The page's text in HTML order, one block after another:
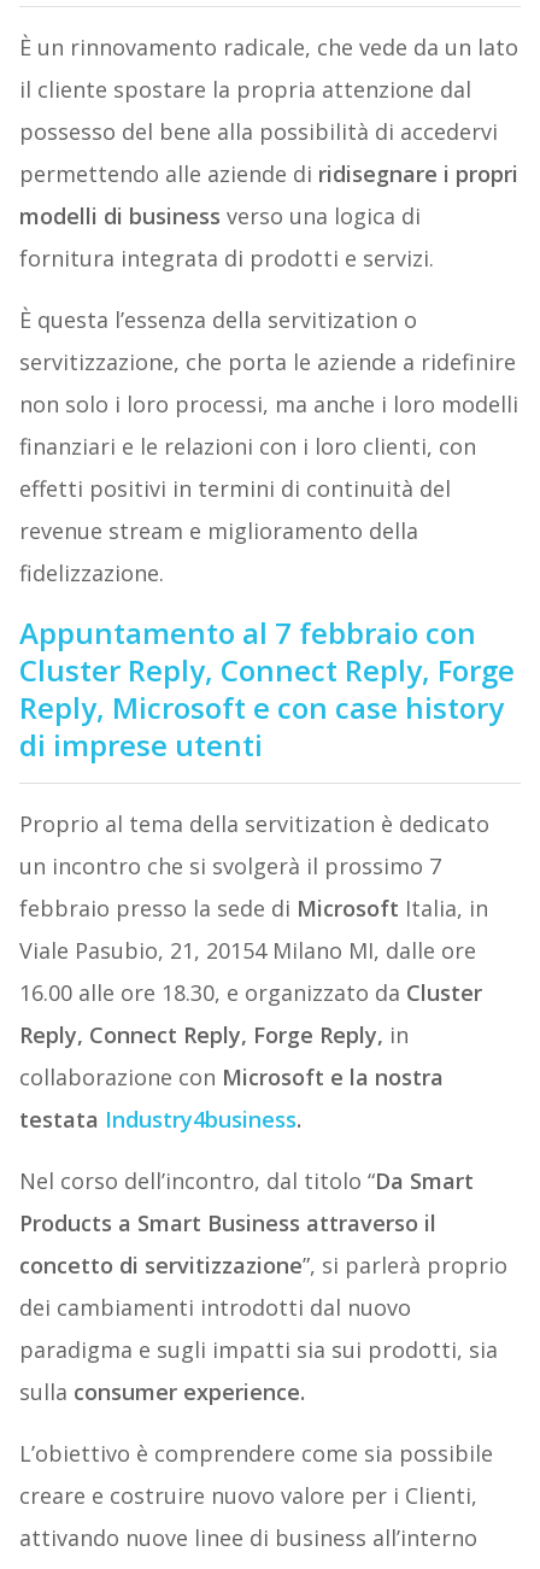
È un rinnovamento radicale, che vede da un lato
il cliente spostare la propria attenzione dal
possesso del bene alla possibilità di accedervi
permettendo alle aziende di ridisegnare i propri
modelli di business verso una logica di
fornitura integrata di prodotti e servizi.
È questa l’essenza della servitization o
servitizzazione, che porta le aziende a ridefinire
non solo i loro processi, ma anche i loro modelli
finanziari e le relazioni con i loro clienti, con
effetti positivi in termini di continuità del
revenue stream e miglioramento della
fidelizzazione.
Appuntamento al 7 febbraio con
Cluster Reply, Connect Reply, Forge
Reply, Microsoft e con case history
di imprese utenti
Proprio al tema della servitization è dedicato
un incontro che si svolgerà il prossimo 7
febbraio presso la sede di Microsoft Italia, in
Viale Pasubio, 21, 20154 Milano MI, dalle ore
16.00 alle ore 18.30, e organizzato da Cluster
Reply, Connect Reply, Forge Reply, in
collaborazione con Microsoft e la nostra
testata Industry4business.
Nel corso dell’incontro, dal titolo “Da Smart
Products a Smart Business attraverso il
concetto di servitizzazione”, si parlerà proprio
dei cambiamenti introdotti dal nuovo
paradigma e sugli impatti sia sui prodotti, sia
sulla consumer experience.
L’obiettivo è comprendere come sia possibile
creare e costruire nuovo valore per i Clienti,
attivando nuove linee di business all’interno